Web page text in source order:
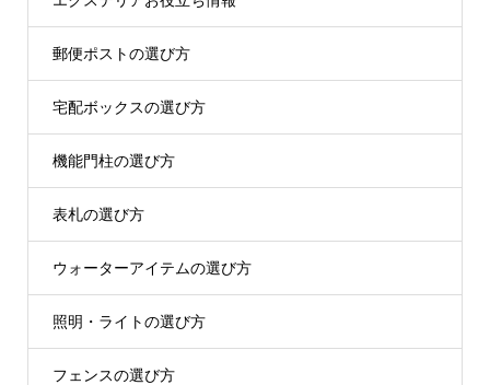
郵便ポストの選び方
宅配ボックスの選び方
機能門柱の選び方
表札の選び方
ウォーターアイテムの選び方
照明・ライトの選び方
フェンスの選び方